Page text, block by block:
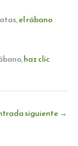
el rábano
haz clic
siguiente→